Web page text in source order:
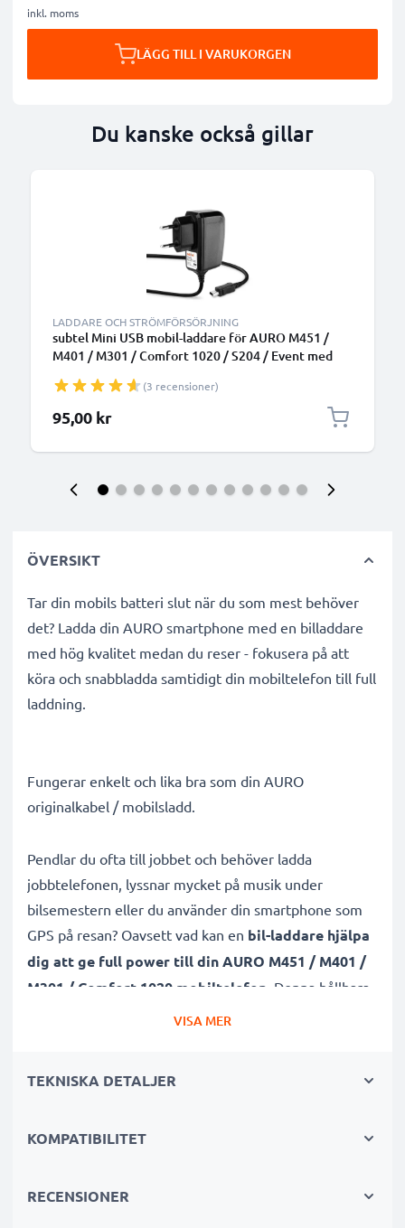
inkl. moms
LÄGG TILL I VARUKORGEN
Du kanske också gillar
LADDARE OCH STRÖMFÖRSÖRJNING
subtel Mini USB mobil-laddare för AURO M451 /
M401 / M301 / Comfort 1020 / S204 / Event med
mobiltelefon med 1.1m lång kabel
(3 recensioner)
95,00 kr
ÖVERSIKT
Tar din mobils batteri slut när du som mest behöver
det? Ladda din AURO smartphone med en billaddare
med hög kvalitet medan du reser - fokusera på att
köra och snabbladda samtidigt din mobiltelefon till full
laddning.
Fungerar enkelt och lika bra som din AURO
originalkabel / mobilsladd.
Pendlar du ofta till jobbet och behöver ladda
jobbtelefonen, lyssnar mycket på musik under
bilsemestern eller du använder din smartphone som
GPS på resan? Oavsett vad kan en bil-laddare hjälpa
dig att ge full power till din AURO M451 / M401 /
M301 / Comfort 1020 mobiltelefon . Denna hållbara
mobilladdare med laddsladd / USB-kabel är dessutom
tryggt kan använda i din bils
kortslutningsskydd samt överspänningsskydd
VISA MER
TEKNISKA DETALJER
KOMPATIBILITET
RECENSIONER